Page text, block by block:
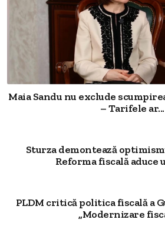
Maia Sandu nu exclude
– Tarifele ar...
Sturza demontează
Reforma fiscală aduce
PLDM critică politica fiscală a
„Modernizare